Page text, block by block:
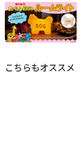
こちらもオススメ